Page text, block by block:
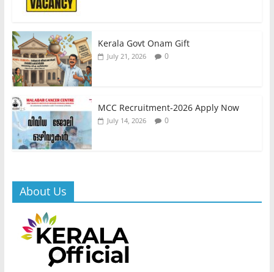
Kerala Govt Onam Gift
July 21, 2026 0
MCC Recruitment-2026 Apply Now
July 14, 2026 0
About Us